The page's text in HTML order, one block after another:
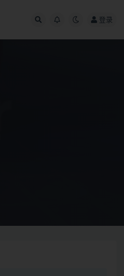
登录